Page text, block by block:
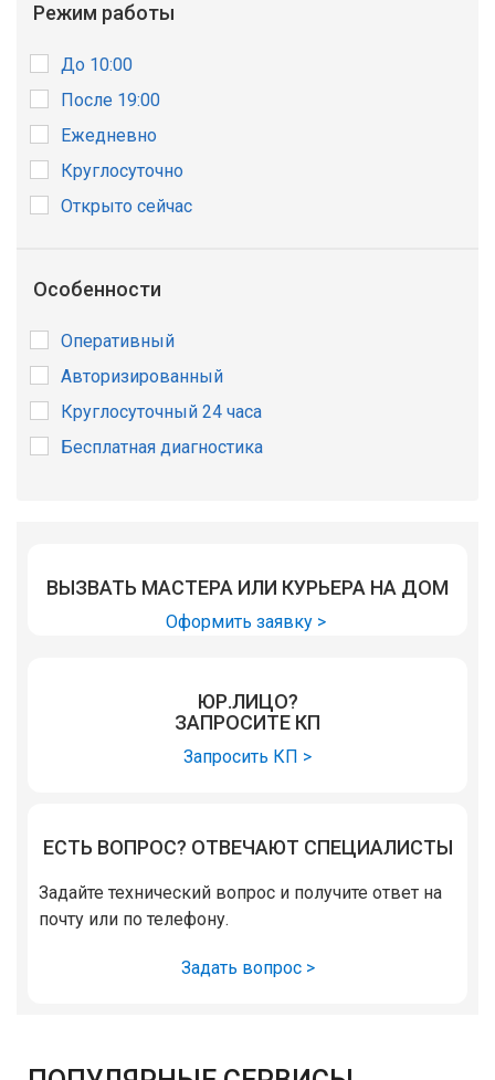
Режим работы
До 10:00
После 19:00
Ежедневно
Круглосуточно
Открыто сейчас
Особенности
Оперативный
Авторизированный
Круглосуточный 24 часа
Бесплатная диагностика
ВЫЗВАТЬ МАСТЕРА ИЛИ КУРЬЕРА НА ДОМ
Оформить заявку >
ЮР.ЛИЦО?
ЗАПРОСИТЕ КП
Запросить КП >
ЕСТЬ ВОПРОС? ОТВЕЧАЮТ СПЕЦИАЛИСТЫ
Задайте технический вопрос и получите ответ на
почту или по телефону.
Задать вопрос >